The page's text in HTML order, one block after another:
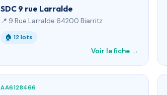
SDC 9 rue Larralde
📍 9 Rue Larralde 64200 Biarritz
🏠 12 lots
Voir la fiche →
AA6128466